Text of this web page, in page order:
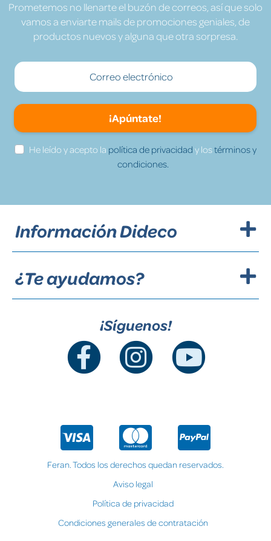
Prometemos no llenarte el buzón de correos, así que solo
vamos a enviarte mails de promociones geniales, de
productos nuevos y alguna que otra sorpresa.
¡Apúntate!
He leído y acepto la política de privacidad y lostérminos y
condiciones.
Información Dideco
¿Te ayudamos?
¡Síguenos!
Feran. Todos los derechos quedan reservados.
Aviso legal
Política de privacidad
Condiciones generales de contratación